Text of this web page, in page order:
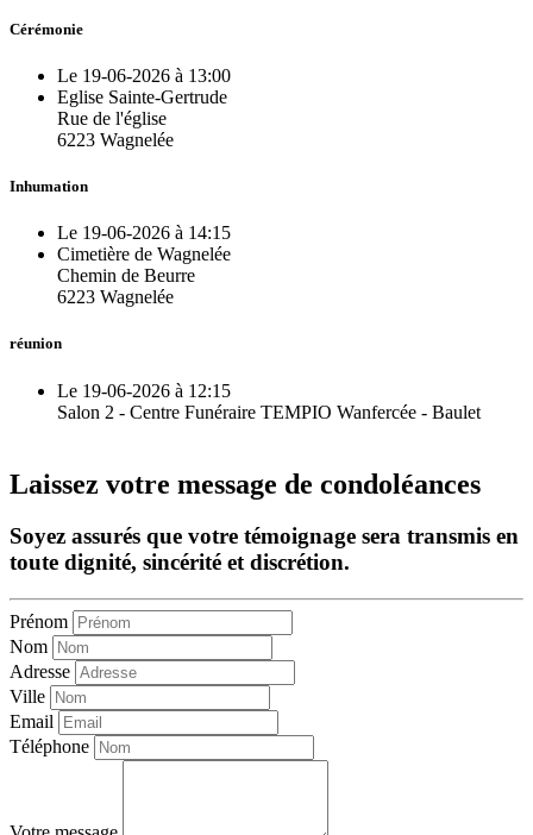
Cérémonie
Le 19-06-2026 à 13:00
Eglise Sainte-Gertrude
Rue de l'église
6223 Wagnelée
Inhumation
Le 19-06-2026 à 14:15
Cimetière de Wagnelée
Chemin de Beurre
6223 Wagnelée
réunion
Le 19-06-2026 à 12:15
Salon 2 - Centre Funéraire TEMPIO Wanfercée - Baulet
Laissez votre message de condoléances
Soyez assurés que votre témoignage sera transmis en
toute dignité, sincérité et discrétion.
Prénom
Nom
Adresse
Ville
Email
Téléphone